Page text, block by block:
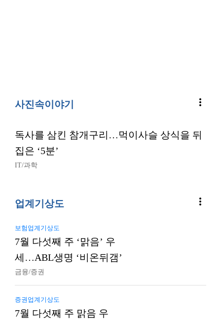
사진속이야기 more_vert
독사를 삼킨 참개구리…먹이사슬 상식을 뒤
집은 ‘5분’
IT/과학
업계기상도 more_vert
보험업계기상도
7월 다섯째 주 ‘맑음’ 우
세…ABL생명 ‘비온뒤갬’
금융/증권
증권업계기상도
7월 다섯째 주 맑음 우